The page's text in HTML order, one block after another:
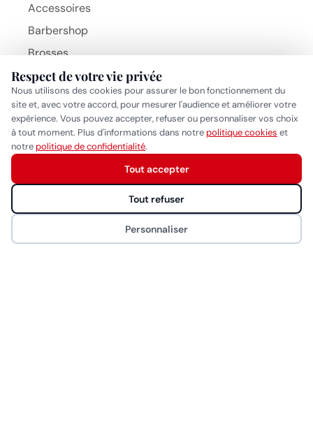
Accessoires
Barbershop
Brosses
MARQUES
BaByliss Pro
Gammapiu
Wahl
NAO
CONTACT
Respect de votre vie privée
Nous utilisons des cookies pour assurer le bon fonctionnement du
site et, avec votre accord, pour mesurer l'audience et améliorer votre
expérience. Vous pouvez accepter, refuser ou personnaliser vos choix
à tout moment. Plus d'informations dans notrepolitique cookies et
notrepolitique de confidentialité.
Personnaliser
Tout refuser
Tout accepter
Beauty Hair Products
Réponse généralement sous quelques heures
Démarrer la conversation